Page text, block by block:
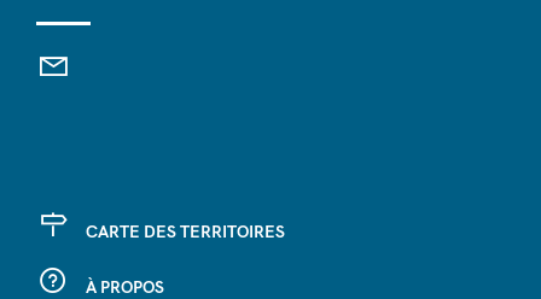
CARTE DES TERRITOIRES
À PROPOS